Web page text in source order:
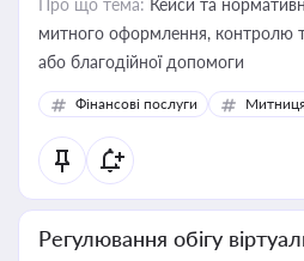
Про що тема: Кейси та
митного оформлення, контролю та
або благодійної допомоги
Фінансові послуги
Регулювання обігу